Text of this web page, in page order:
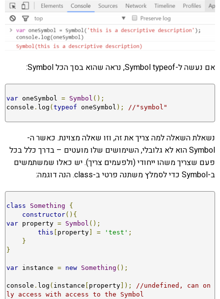
אם נעשה ל-Symbol typeof, נראה שהוא בסך הכל Symbol:
var oneSymbol = Symbol ();
console . log ( typeof oneSymbol ); //"symbol"
נשאלת השאלה למה צריך את זה, וזו שאלה מצוינת. כאשר ה-
Symbol הוא לא גלובלי, השימושים שלו מועטים – בדרך כלל בכל
פעם שצריך משהו ייחודי (ולפעמים צריך). יש כאלו שמשתמשים
ב-Symbol כדי לסמלץ משתנה פרטי ב-class. הנה דוגמה:
class Something
{
constructor(){
var property = Symbol ();
this
property = 'test' ;
}
}
var instance = new Something ();
console . log ( instance property ]);
//undefined, can on
ly access with access to the Symbol